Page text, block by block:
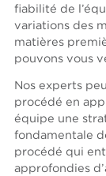
fiabilité de
variations des
matières
pouvons vous
Nos experts
procédé en
équipe une
fondamentale
procédé qui
approfondies